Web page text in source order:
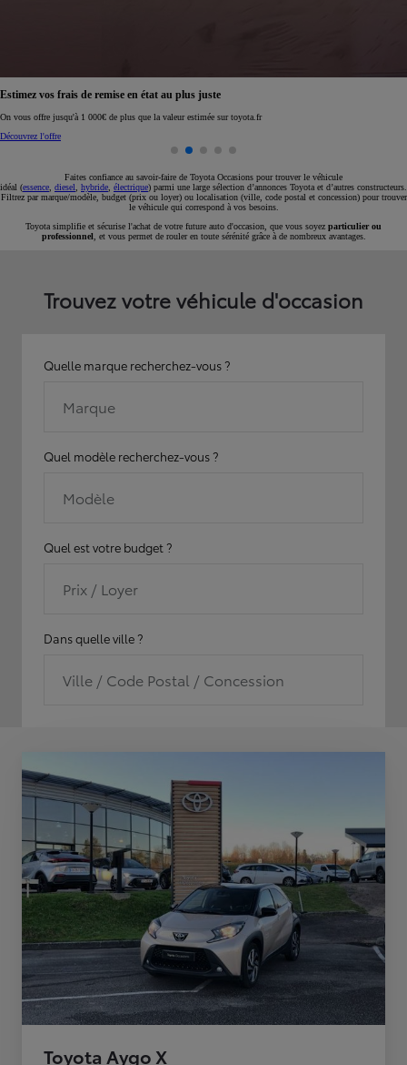
Réservez en ligne votre occasion pour 1€ seulement
Réservez en ligne
Faites confiance au savoir-faire de Toyota Occasions pour trouver le véhicule
idéal (essence diesel hybride électrique) parmi une large sélection d’annonces Toyota et d’autres constructeurs.
Filtrez par marque/modèle, budget (prix ou loyer) ou localisation (ville, code postal et concession) pour trouver
le véhicule qui correspond à vos besoins.
Toyota simplifie et sécurise l'achat de votre future auto d'occasion, que vous soyez particulier ou
professionnel , et vous permet de rouler en toute sérénité grâce à de nombreux avantages.
Trouvez votre véhicule d'occasion
Quelle marque recherchez-vous ?
Marque
Quel modèle recherchez-vous ?
Modèle
Quel est votre budget ?
Prix / Loyer
Dans quelle ville ?
Ville / Code Postal / Concession
Toyota Aygo X